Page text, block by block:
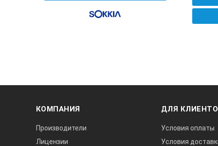
КОМПАНИЯ
Производители
Лицензии
ДЛЯ
Условия оплаты
Условия